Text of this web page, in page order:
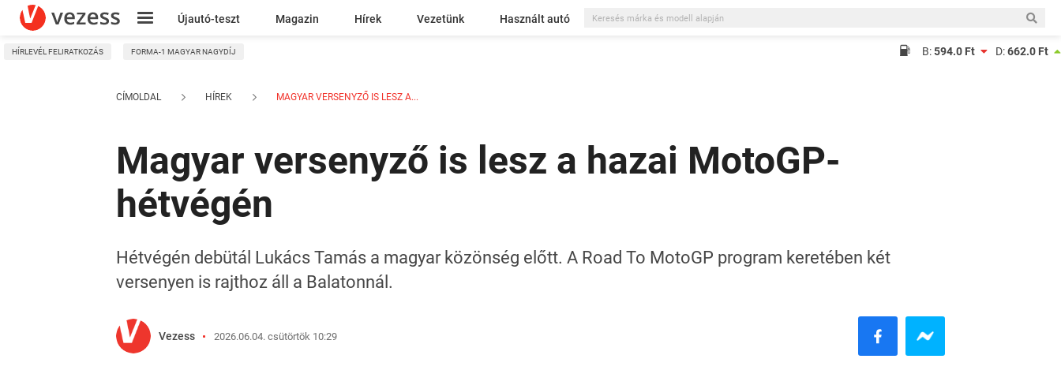
Újautó-teszt Magazin Hírek Vezetünk Használt autó
Kresz
HÍRLEVÉL FELIRATKOZÁS FORMA-1 MAGYAR NAGYDÍJ B:594.0 Ft D:662.0 Ft
CÍMOLDAL HÍREK MAGYAR VERSENYZŐ IS LESZ A...
Magyar versenyző is lesz a hazai MotoGP-
hétvégén
Hétvégén debütál Lukács Tamás a magyar közönség előtt. A Road To MotoGP program keretében két
versenyen is rajthoz áll a Balatonnál.
Vezess 2026.06.04. csütörtök 10:29